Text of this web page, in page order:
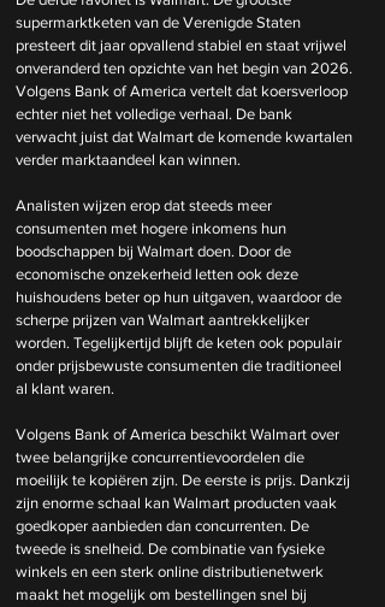
supermarktketen van de Verenigde Staten
presteert dit jaar opvallend stabiel en staat vrijwel
onveranderd ten opzichte van het begin van 2026.
Volgens Bank of America vertelt dat koersverloop
echter niet het volledige verhaal. De bank
verwacht juist dat Walmart de komende kwartalen
verder marktaandeel kan winnen.
Analisten wijzen erop dat steeds meer
consumenten met hogere inkomens hun
boodschappen bij Walmart doen. Door de
economische onzekerheid letten ook deze
huishoudens beter op hun uitgaven, waardoor de
scherpe prijzen van Walmart aantrekkelijker
worden. Tegelijkertijd blijft de keten ook populair
onder prijsbewuste consumenten die traditioneel
al klant waren.
Volgens Bank of America beschikt Walmart over
twee belangrijke concurrentievoordelen die
moeilijk te kopiëren zijn. De eerste is prijs. Dankzij
zijn enorme schaal kan Walmart producten vaak
goedkoper aanbieden dan concurrenten. De
tweede is snelheid. De combinatie van fysieke
winkels en een sterk online distributienetwerk
maakt het mogelijk om bestellingen snel bij